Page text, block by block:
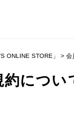
ONLINE STORE」 会
約につい